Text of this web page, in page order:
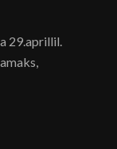
29.aprillil.